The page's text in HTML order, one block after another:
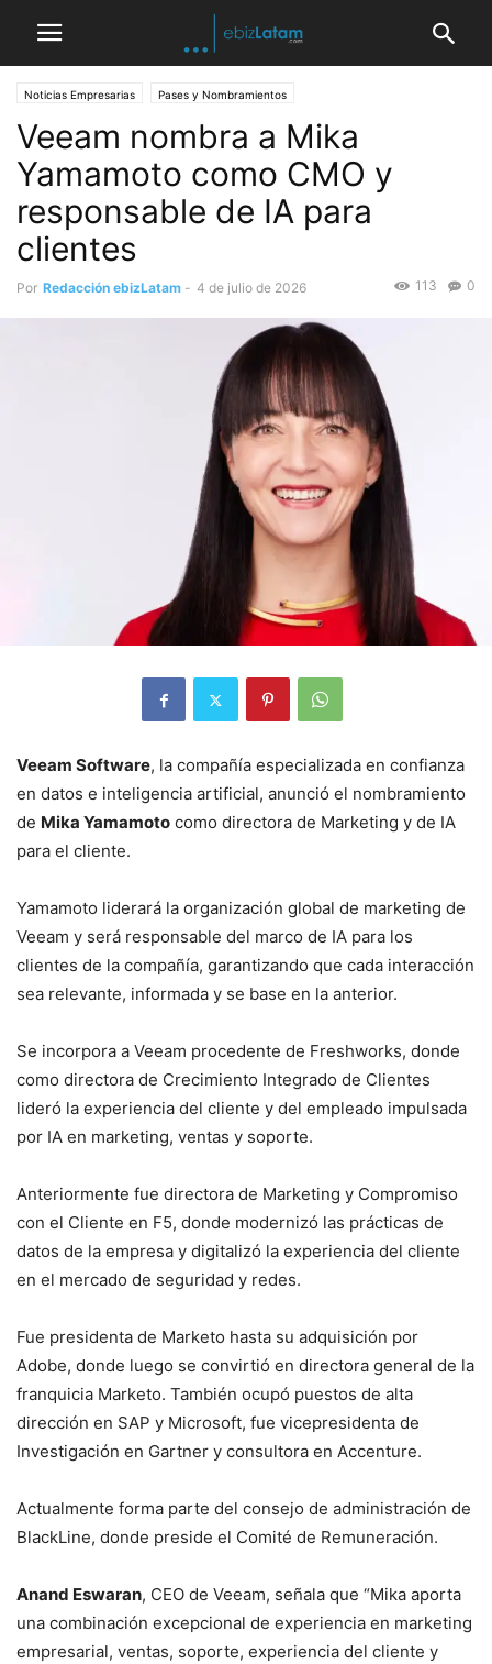
Noticias Empresarias Pases y Nombramientos
Veeam nombra a Mika
Yamamoto como CMO y
responsable de IA para
clientes
Por Redacción ebizLatam - 4 de julio de 2026 0
113
Veeam Software, la compañía especializada en confianza
en datos e inteligencia artificial, anunció el nombramiento
de Mika Yamamoto como directora de Marketing y de IA
para el cliente.
Yamamoto liderará la organización global de marketing de
Veeam y será responsable del marco de IA para los
clientes de la compañía, garantizando que cada interacción
sea relevante, informada y se base en la anterior.
Se incorpora a Veeam procedente de Freshworks, donde
como directora de Crecimiento Integrado de Clientes
lideró la experiencia del cliente y del empleado impulsada
por IA en marketing, ventas y soporte.
Anteriormente fue directora de Marketing y Compromiso
con el Cliente en F5, donde modernizó las prácticas de
datos de la empresa y digitalizó la experiencia del cliente
en el mercado de seguridad y redes.
Fue presidenta de Marketo hasta su adquisición por
Adobe, donde luego se convirtió en directora general de la
franquicia Marketo. También ocupó puestos de alta
dirección en SAP y Microsoft, fue vicepresidenta de
Investigación en Gartner y consultora en Accenture.
Actualmente forma parte del consejo de administración de
BlackLine, donde preside el Comité de Remuneración.
Anand Eswaran, CEO de Veeam, señala que “Mika aporta
una combinación excepcional de experiencia en marketing
empresarial, ventas, soporte, experiencia del cliente y